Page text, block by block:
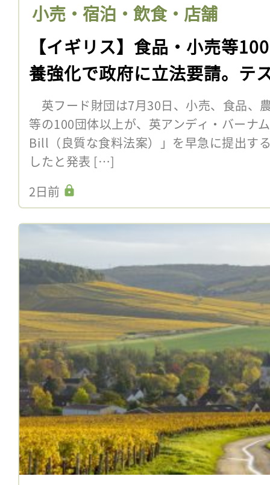
小売・宿泊・飲食・店舗
【イギリス】食品・小売等
養強化で政府に立法要請。テ
英フード財団は7月30日、小売、食品、
等の100団体以上が、英アンディ・バーナ
Bill（良質な食料法案）」を早急に提出す
したと発表 […]
2日前